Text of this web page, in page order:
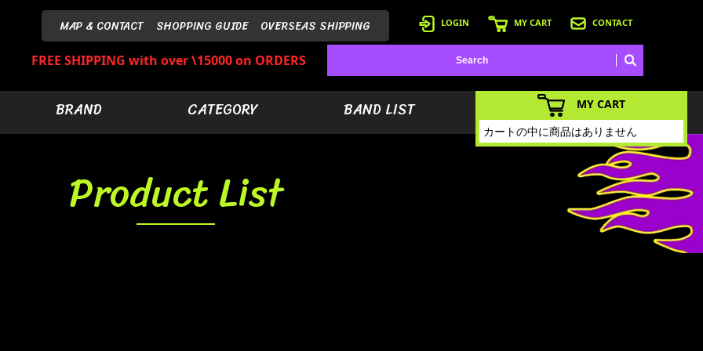
MAP & CONTACT SHOPPING GUIDE OVERSEAS SHIPPING LOGIN MY CART CONTACT
FREE SHIPPING with over \15000 on ORDERS
BRAND CATEGORY BAND LIST
Product List
MY CART
カートの中に商品はありません